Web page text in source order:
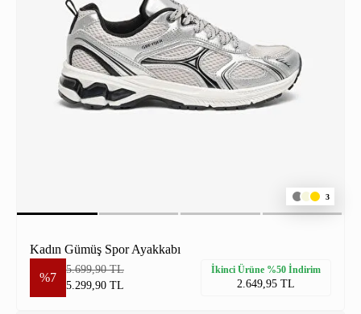
3
Kadın Gümüş Spor Ayakkabı
%7
5.699,90 TL
5.299,90 TL
İkinci Ürüne %50 İndirim
2.649,95 TL